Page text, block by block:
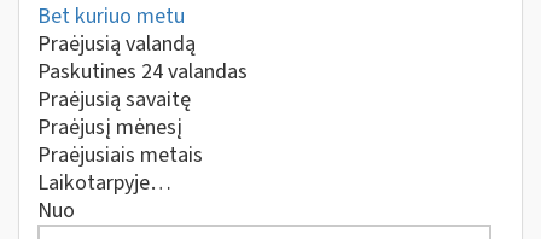
Bet kuriuo metu
Praėjusią valandą
Paskutines 24 valandas
Praėjusią savaitę
Praėjusį mėnesį
Praėjusiais metais
Laikotarpyje…
Nuo